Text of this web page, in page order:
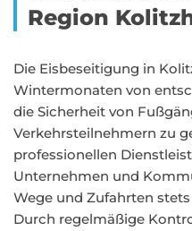
Region
Die Eisbeseitigung in
Wintermonaten von
die Sicherheit von
Verkehrsteilnehmern zu
professionellen
Unternehmen und
Wege und Zufahrten
Durch regelmäßige